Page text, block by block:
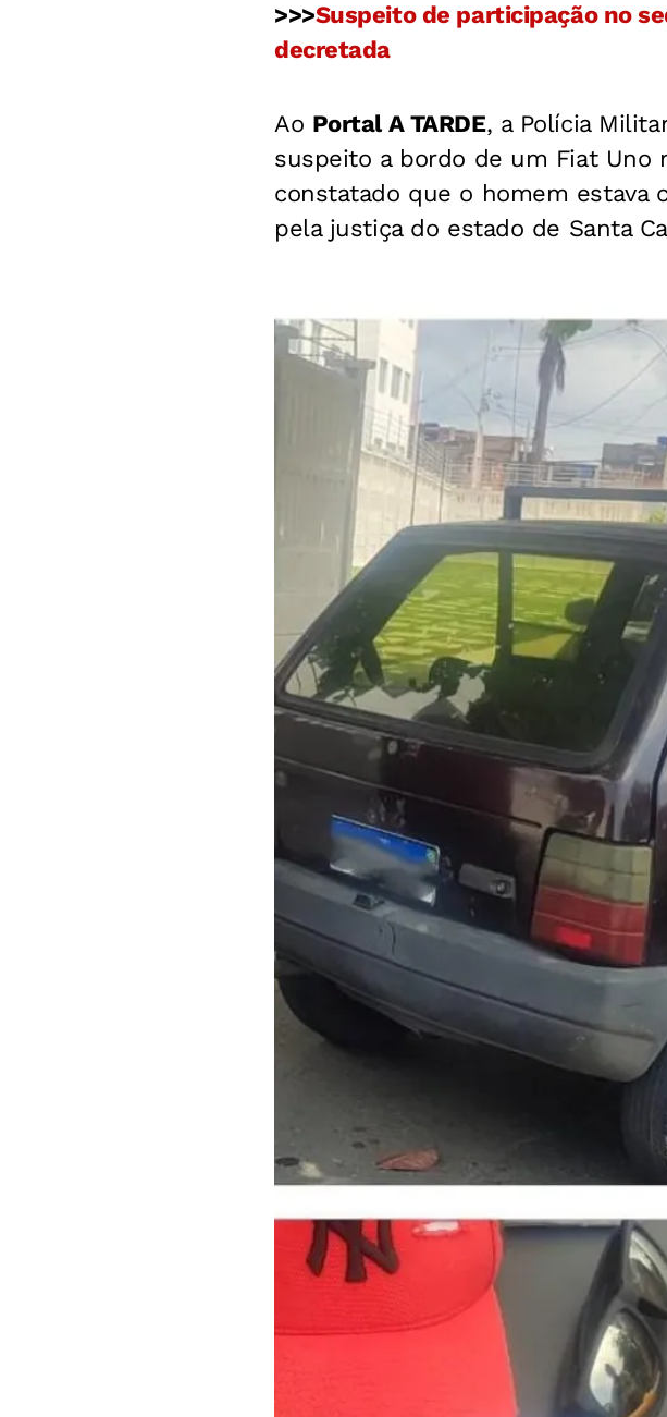
>>>Suspeito de participação no
decretada
Ao Portal A TARDE, a Polícia
suspeito a bordo de um Fiat Uno
constatado que o homem estava
pela justiça do estado de Santa